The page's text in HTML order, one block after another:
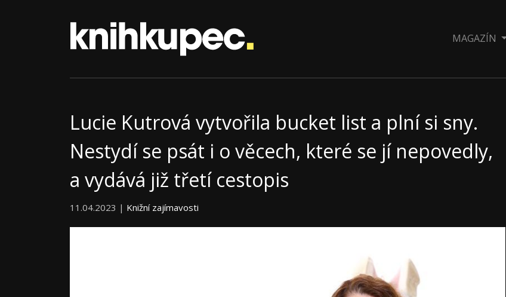
MAGAZÍN
Lucie Kutrová vytvořila bucket list a plní si sny.
Nestydí se psát i o věcech, které se jí nepovedly,
a vydává již třetí cestopis
11.04.2023 | Knižní zajímavosti